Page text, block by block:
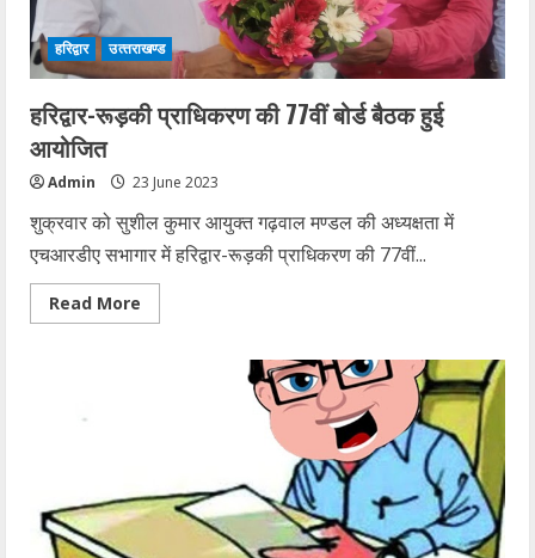
हरिद्वार उत्‍तराखण्‍ड
हरिद्वार-रूड़की प्राधिकरण की 77वीं बोर्ड बैठक हुई
आयोजित
Admin 23 June 2023
शुक्रवार को सुशील कुमार आयुक्त गढ़वाल मण्डल की अध्यक्षता में
एचआरडीए सभागार में हरिद्वार-रूड़की प्राधिकरण की 77वीं...
Read More
more